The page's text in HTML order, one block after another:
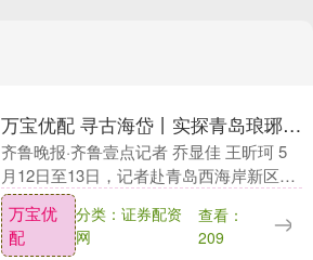
万宝优配 寻古海岱丨实探青岛琅琊台遗址：寻找秦始皇遗迹，夔龙纹建筑构件华美耀眼
齐鲁晚报·齐鲁壹点记者 乔显佳 王昕珂 5
月12日至13日，记者赴青岛西海岸新区，
探访不久前入选2025年度中国考古十大新
发现的山东青岛琅琊台遗址，现场领略这
座....
万宝优
配
分类：证券配资
网
查看：
209